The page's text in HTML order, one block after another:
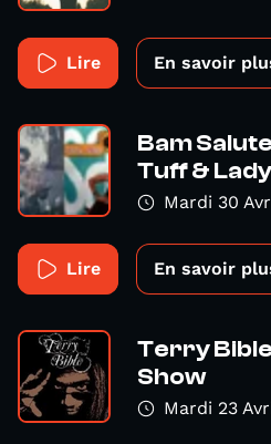
Lire En savoir
Bam
Tuff &
Mardi 30
Lire En savoir
Terry Bible
Show
Mardi 23